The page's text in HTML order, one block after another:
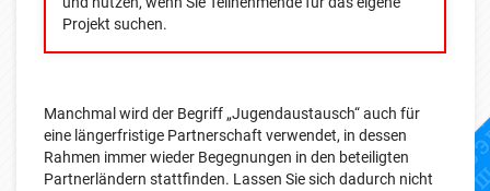
Projekt suchen.
Manchmal wird der Begriff „Jugendaustausch“ auch für
eine längerfristige Partnerschaft verwendet, in dessen
Rahmen immer wieder Begegnungen in den beteiligten
Partnerländern stattfinden. Lassen Sie sich dadurch nicht